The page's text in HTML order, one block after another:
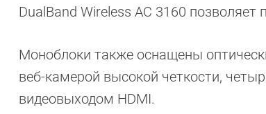
DualBand Wireless AC 3160
Моноблоки также оснащены
веб-камерой высокой четкости,
видеовыходом HDMI.